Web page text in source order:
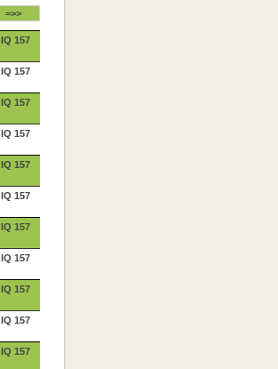
=>>
IQ 157
IQ 157
IQ 157
IQ 157
IQ 157
IQ 157
IQ 157
IQ 157
IQ 157
IQ 157
IQ 157